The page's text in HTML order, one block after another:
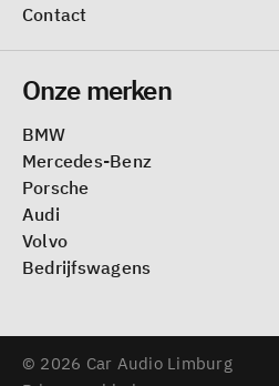
Contact
Onze merken
BMW
Mercedes-Benz
Porsche
Audi
Volvo
Bedrijfswagens
© 2026 Car Audio Limburg